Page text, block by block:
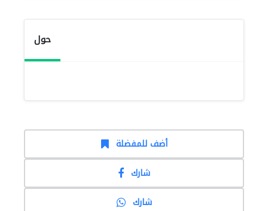
حول
أضف للمفضلة
شارك
شارك